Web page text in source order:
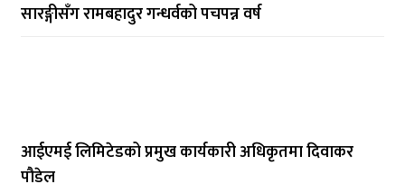
सारङ्गीसँग रामबहादुर गन्धर्वको पचपन्न वर्ष
आईएमई लिमिटेडको प्रमुख कार्यकारी अधिकृतमा दिवाकर
पौडेल